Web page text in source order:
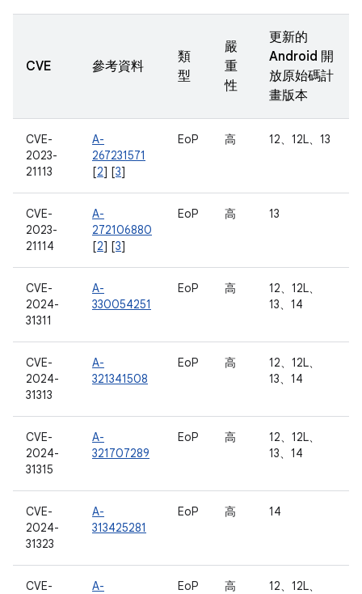
CVE 參考資料
類
型
嚴
重
性
更新的
Android 開
放原始碼計
畫版本
CVE-
2023-
21113
A-
267231571
[2] [3]
EoP 高 12、12L、13
CVE-
2023-
21114
A-
272106880
[2] [3]
EoP 高 13
CVE-
2024-
31311
A-
330054251
EoP 高
12、12L、
13、14
CVE-
2024-
31313
A-
321341508
EoP 高
12、12L、
13、14
CVE-
2024-
31315
A-
321707289
EoP 高
12、12L、
13、14
CVE-
2024-
31323
A-
313425281
EoP 高 14
CVE-
A-
EoP 高
12、12L、